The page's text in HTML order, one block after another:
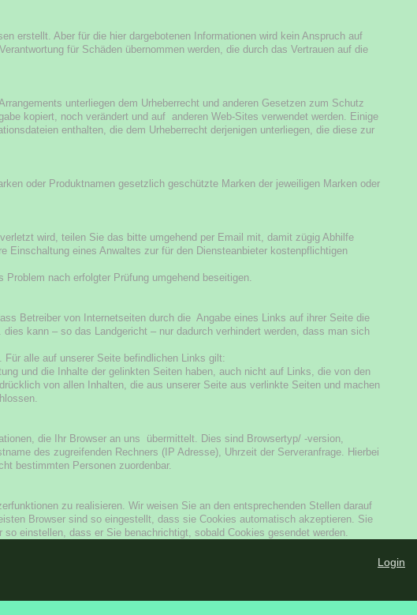
erstellt. Aber für die hier dargebotenen Informationen wird kein Anspruch auf
für Schäden übernommen werden, die durch das Vertrauen auf die
unterliegen dem Urheberrecht und anderen Gesetzen zum Schutz
kopiert, noch verändert und auf anderen Web-Sites verwendet werden. Einige
enthalten, die dem Urheberrecht derjenigen unterliegen, die diese zur
oder Produktnamen gesetzlich geschützte Marken der jeweiligen Marken oder
wird, teilen Sie das bitte umgehend per Email mit, damit zügig Abhilfe
eines Anwaltes zur für den Diensteanbieter kostenpflichtigen
nach erfolgter Prüfung umgehend beseitigen.
Betreiber von Internetseiten durch die Angabe eines Links auf ihrer Seite die
kann – so das Landgericht – nur dadurch verhindert werden, dass man sich
alle auf unserer Seite befindlichen Links gilt:
und die Inhalte der gelinkten Seiten haben, auch nicht auf Links, die von den
von allen Inhalten, die aus unserer Seite aus verlinkte Seiten und machen
die Ihr Browser an uns übermittelt. Dies sind Browsertyp/ -version,
des zugreifenden Rechners (IP Adresse), Uhrzeit der Serveranfrage. Hierbei
bestimmten Personen zuordenbar.
zu realisieren. Wir weisen Sie an den entsprechenden Stellen darauf
Browser sind so eingestellt, dass sie Cookies automatisch akzeptieren. Sie
einstellen, dass er Sie benachrichtigt, sobald Cookies gesendet werden.
Login